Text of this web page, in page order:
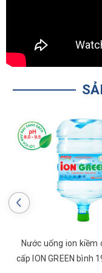
Nước uống ion kiềm
cấp ION GREEN bình